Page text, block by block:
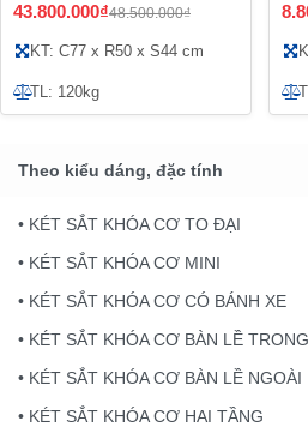
43.800.000₫48.500.000₫
KT: C77 x R50 x S44 cm
TL: 120kg
Theo kiểu dáng, đặc tính
• KÉT SẮT KHÓA CƠ TO ĐẠI
• KÉT SẮT KHÓA CƠ MINI
• KÉT SẮT KHÓA CƠ CÓ BÁNH XE
• KÉT SẮT KHÓA CƠ BÀN LỀ TRONG
• KÉT SẮT KHÓA CƠ BÀN LỀ NGOÀI
• KÉT SẮT KHÓA CƠ HAI TẦNG